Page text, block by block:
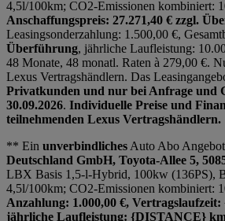
4,5l/100km; CO2-Emissionen kombiniert:
Anschaffungspreis: 27.271,40 € zzgl.
Leasingsonderzahlung: 1.500,00 €,
Überführung, jährliche Laufleistung:
48 Monate, 48 monatl. Raten à 279,00 €.
Lexus Vertragshändlern. Das
Privatkunden und nur bei Anfrage und
30.09.2026. Individuelle Preise und
teilnehmenden Lexus Vertragshändlern.
** Ein unverbindliches Auto Abo
Deutschland GmbH, Toyota-Allee 5,
LBX Basis 1,5-l-Hybrid, 100kw (136PS),
4,5l/100km; CO2-Emissionen kombiniert:
Anzahlung: 1.000,00 €,
jährliche Laufleistung: {DISTANCE}